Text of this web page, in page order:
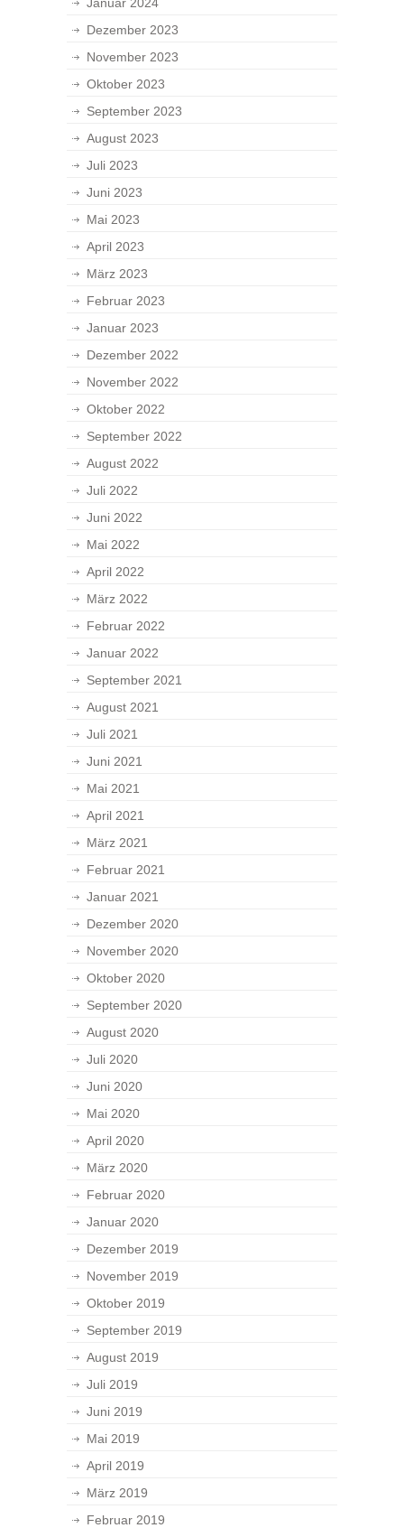
Dezember 2023
November 2023
Oktober 2023
September 2023
August 2023
Juli 2023
Juni 2023
Mai 2023
April 2023
März 2023
Februar 2023
Januar 2023
Dezember 2022
November 2022
Oktober 2022
September 2022
August 2022
Juli 2022
Juni 2022
Mai 2022
April 2022
März 2022
Februar 2022
Januar 2022
September 2021
August 2021
Juli 2021
Juni 2021
Mai 2021
April 2021
März 2021
Februar 2021
Januar 2021
Dezember 2020
November 2020
Oktober 2020
September 2020
August 2020
Juli 2020
Juni 2020
Mai 2020
April 2020
März 2020
Februar 2020
Januar 2020
Dezember 2019
November 2019
Oktober 2019
September 2019
August 2019
Juli 2019
Juni 2019
Mai 2019
April 2019
März 2019
Februar 2019